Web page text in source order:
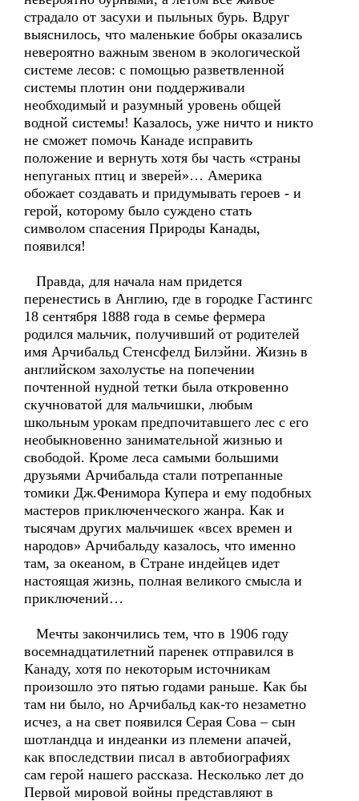
страдало от засухи и пыльных бурь. Вдруг
выяснилось, что маленькие бобры оказались
невероятно важным звеном в экологической
системе лесов: с помощью разветвленной
системы плотин они поддерживали
необходимый и разумный уровень общей
водной системы! Казалось, уже ничто и никто
не сможет помочь Канаде исправить
положение и вернуть хотя бы часть «страны
непуганых птиц и зверей»… Америка
обожает создавать и придумывать героев - и
герой, которому было суждено стать
символом спасения Природы Канады,
появился!
Правда, для начала нам придется
перенестись в Англию, где в городке Гастингс
18 сентября 1888 года в семье фермера
родился мальчик, получивший от родителей
имя Арчибальд Стенсфелд Билэйни. Жизнь в
английском захолустье на попечении
почтенной нудной тетки была откровенно
скучноватой для мальчишки, любым
школьным урокам предпочитавшего лес с его
необыкновенно занимательной жизнью и
свободой. Кроме леса самыми большими
друзьями Арчибальда стали потрепанные
томики Дж.Фенимора Купера и ему подобных
мастеров приключенческого жанра. Как и
тысячам других мальчишек «всех времен и
народов» Арчибальду казалось, что именно
там, за океаном, в Стране индейцев идет
настоящая жизнь, полная великого смысла и
приключений…
Мечты закончились тем, что в 1906 году
восемнадцатилетний паренек отправился в
Канаду, хотя по некоторым источникам
произошло это пятью годами раньше. Как бы
там ни было, но Арчибальд как-то незаметно
исчез, а на свет появился Серая Сова – сын
шотландца и индеанки из племени апачей,
как впоследствии писал в автобиографиях
сам герой нашего рассказа. Несколько лет до
Первой мировой войны представляют в